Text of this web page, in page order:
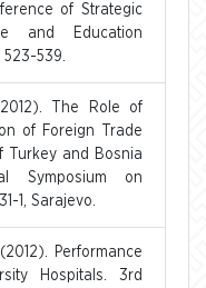
of Strategic
and Education
523-539.
The Role of
of Foreign Trade
Turkey and Bosnia
Symposium on
1, Sarajevo.
Performance
Hospitals. 3rd